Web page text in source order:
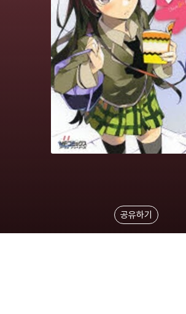
공유하기